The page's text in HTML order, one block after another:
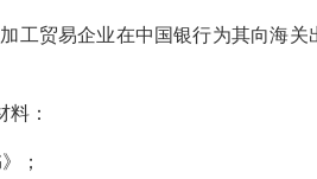
工贸易企业在中国银行为其向海
：
；